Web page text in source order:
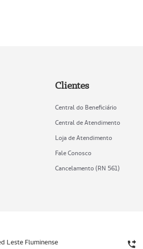
Clientes
Central do Beneficiário
Central de Atendimento
Loja de Atendimento
Fale Conosco
Cancelamento (RN 561)
Leste Fluminense